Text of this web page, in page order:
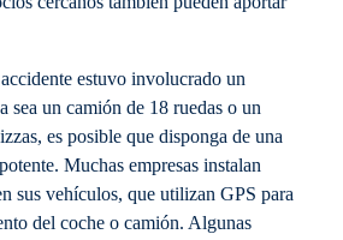
estuvo involucrado un
sea un camión de 18 ruedas o un
es posible que disponga de una
Muchas empresas instalan
sus vehículos, que utilizan GPS para
del coche o camión. Algunas